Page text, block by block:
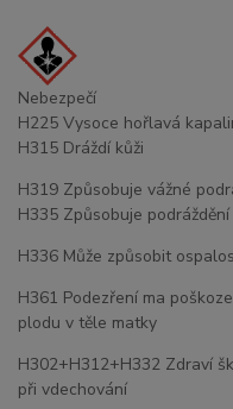
Nebezpečí
H225 Vysoce hořlavá
H315 Dráždí kůži
H319 Způsobuje vážné
H335 Způsobuje
H336 Může způsobit
H361 Podezření ma
plodu v těle matky
H302+H312+H332 Zdraví
při vdechování